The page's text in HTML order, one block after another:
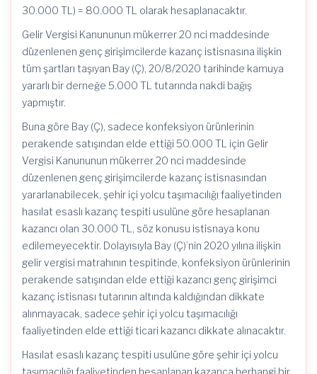
30.000 TL) = 80.000 TL olarak hesaplanacaktır.
Gelir Vergisi Kanununun mükerrer 20 nci maddesinde
düzenlenen genç girişimcilerde kazanç istisnasına ilişkin
tüm şartları taşıyan Bay (Ç), 20/8/2020 tarihinde kamuya
yararlı bir derneğe 5.000 TL tutarında nakdi bağış
yapmıştır.
Buna göre Bay (Ç), sadece konfeksiyon ürünlerinin
perakende satışından elde ettiği 50.000 TL için Gelir
Vergisi Kanununun mükerrer 20 nci maddesinde
düzenlenen genç girişimcilerde kazanç istisnasından
yararlanabilecek, şehir içi yolcu taşımacılığı faaliyetinden
hasılat esaslı kazanç tespiti usulüne göre hesaplanan
kazancı olan 30.000 TL, söz konusu istisnaya konu
edilemeyecektir. Dolayısıyla Bay (Ç)’nin 2020 yılına ilişkin
gelir vergisi matrahının tespitinde, konfeksiyon ürünlerinin
perakende satışından elde ettiği kazancı genç girişimci
kazanç istisnası tutarının altında kaldığından dikkate
alınmayacak, sadece şehir içi yolcu taşımacılığı
faaliyetinden elde ettiği ticari kazancı dikkate alınacaktır.
Hasılat esaslı kazanç tespiti usulüne göre şehir içi yolcu
taşımacılığı faaliyetinden hesaplanan kazanca herhangi bir